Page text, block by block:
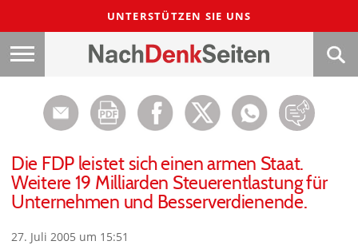
UNTERSTÜTZEN SIE UNS
Die FDP leistet sich einen armen Staat.
Weitere 19 Milliarden Steuerentlastung für
Unternehmen und Besserverdienende.
27. Juli 2005 um 15:51